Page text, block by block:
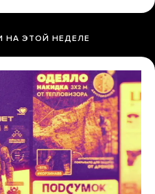
НА ЭТОЙ НЕДЕЛЕ